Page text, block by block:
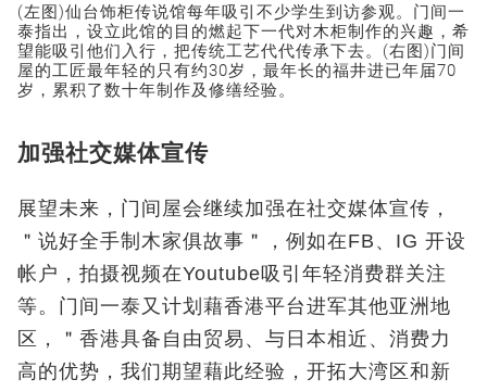
(左图)仙台饰柜传说馆每年吸引不少学生到访参观。门间一
泰指出，设立此馆的目的燃起下一代对木柜制作的兴趣，希
望能吸引他们入行，把传统工艺代代传承下去。(右图)门间
屋的工匠最年轻的只有约30岁，最年长的福井进已年届70
岁，累积了数十年制作及修缮经验。
加强社交媒体宣传
展望未来，门间屋会继续加强在社交媒体宣传，
＂说好全手制木家俱故事＂，例如在FB、IG 开设
帐户，拍摄视频在Youtube吸引年轻消费群关注
等。门间一泰又计划藉香港平台进军其他亚洲地
区，＂香港具备自由贸易、与日本相近、消费力
高的优势，我们期望藉此经验，开拓大湾区和新